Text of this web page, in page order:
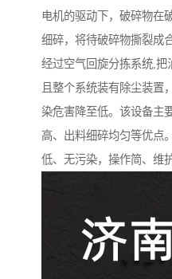
电机的驱动下，破碎物在
细碎，将待破碎物撕裂成
经过空气回旋分拣系统,把
且整个系统装有除尘装置
染危害降至低。该设备主
高、出料细碎均匀等优点
低、无污染，操作简、维